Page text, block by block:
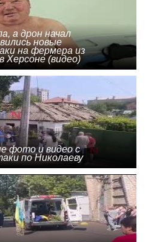
а дрон начал
новые
на фермера из
Херсоне (видео)
фото и видео с
по Николаеву